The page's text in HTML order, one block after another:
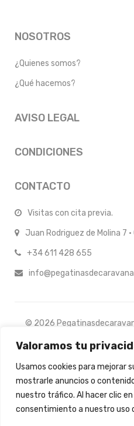
Valoramos tu
Usamos cookies para mejorar
mostrarle anuncios o
nuestro tráfico. Al hacer clic
consentimiento a nuestro uso
NOSOTROS
¿Quienes somos?
¿Qué hacemos?
AVISO LEGAL
CONDICIONES
CONTACTO
Visitas con cita previa.
Juan Rodriguez de Molina 7
+34 611 428 655
© 2026